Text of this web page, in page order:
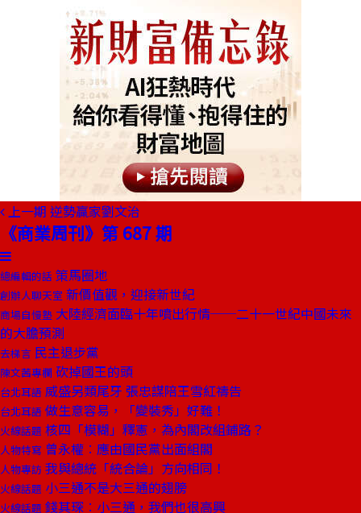
上一期 逆勢贏家劉文治
《商業周刊》第 687 期
總編輯的話 策馬圈地
創辦人聊天室 新價值觀，迎接新世紀
商場自慢塾 大陸經濟面臨十年噴出行情──二十一世紀中國未來
的大膽預測
去梯言 民主退步黨
陳文茜專欄 砍掉國王的頭
台北耳語 威盛另類尾牙 張忠謀陪王雪紅禱告
台北耳語 做生意容易，「變裝秀」好難！
火線話題 核四「模糊」釋憲，為內閣改組鋪路？
人物特寫 曾永權︰應由國民黨出面組閣
人物專訪 我與總統「統合論」方向相同！
火線話題 小三通不是大三通的翅膀
火線話題 錢其琛︰小三通，我們也很高興